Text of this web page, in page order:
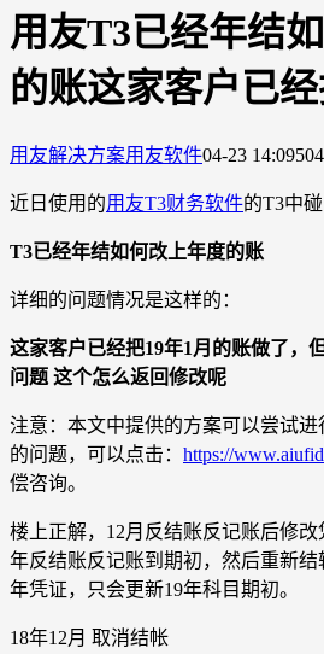
用友T3已经年结
的账这家客户已
用友解决方案用友软件04-23 14:09504
近日使用的用友T3财务软件的T3中
T3已经年结如何改上年度的账
详细的问题情况是这样的：
这家客户已经把19年1月的账做了，
问题 这个怎么返回修改呢
注意：本文中提供的方案可以尝试
的问题，可以点击： https://
偿咨询。
楼上正解，12月反结账反记账后修
年反结账反记账到期初，然后重新
年凭证，只会更新19年科目期初。
18年12月 取消结帐